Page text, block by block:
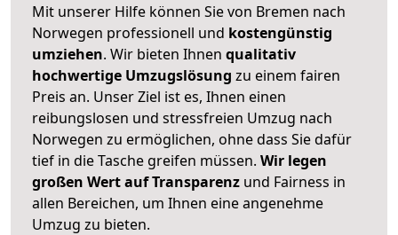
Mit unserer Hilfe können Sie von Bremen nach
Norwegen professionell und kostengünstig
umziehen. Wir bieten Ihnen qualitativ
hochwertige Umzugslösung zu einem fairen
Preis an. Unser Ziel ist es, Ihnen einen
reibungslosen und stressfreien Umzug nach
Norwegen zu ermöglichen, ohne dass Sie dafür
tief in die Tasche greifen müssen. Wir legen
großen Wert auf Transparenz und Fairness in
allen Bereichen, um Ihnen eine angenehme
Umzug zu bieten.